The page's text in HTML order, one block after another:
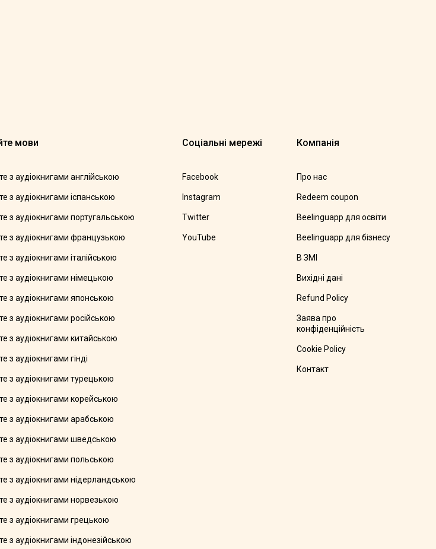
мови
з аудіокнигами англійською
з аудіокнигами іспанською
з аудіокнигами португальською
з аудіокнигами французькою
з аудіокнигами італійською
з аудіокнигами німецькою
з аудіокнигами японською
з аудіокнигами російською
з аудіокнигами китайською
з аудіокнигами гінді
з аудіокнигами турецькою
з аудіокнигами корейською
з аудіокнигами арабською
з аудіокнигами шведською
з аудіокнигами польською
з аудіокнигами нідерландською
з аудіокнигами норвезькою
з аудіокнигами грецькою
з аудіокнигами індонезійською
Соціальні мережі
Facebook
Instagram
Twitter
YouTube
Компанія
Про нас
Redeem coupon
Beelinguapp для освіти
Beelinguapp для бізнесу
В ЗМІ
Вихідні дані
Refund Policy
Заява про
конфіденційність
Cookie Policy
Контакт